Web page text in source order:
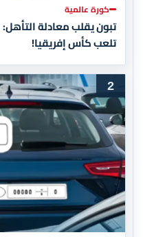
كورة عالمية
تبون يقلب معادلة
تلعب كأس إفريقيا!
2